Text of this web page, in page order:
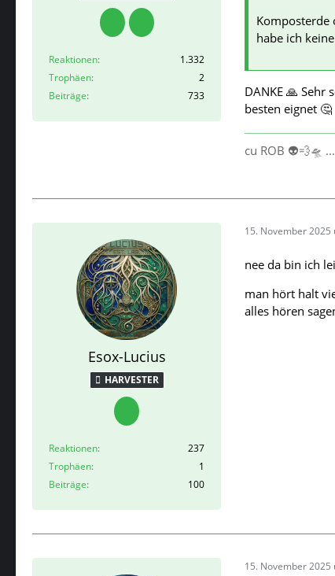
Reaktionen
1.332
Trophäen
2
Beiträge
733
Komposterde
habe ich
DANKE 🙏 Sehr
besten eignet 🤔
cu ROB 👽💨🛸
Esox-Lucius
HARVESTER
Reaktionen
237
Trophäen
1
Beiträge
100
15. November 2025
nee da bin ich
man hört halt
alles hören
15. November 2025